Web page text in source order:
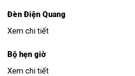
Đèn Điện Quang
Xem chi tiết
Bộ hẹn giờ
Xem chi tiết